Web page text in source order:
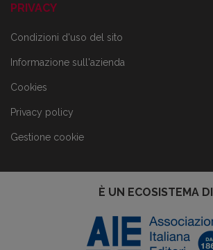
PRIVACY
Condizioni d'uso del sito
Informazione sull'azienda
Cookies
Privacy policy
Gestione cookie
È UN ECOSISTEMA DI